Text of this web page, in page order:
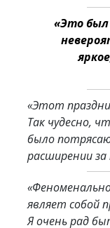
«Это был
«Этот
Так чудесно,
было
расширении за
являет собой
Я очень рад